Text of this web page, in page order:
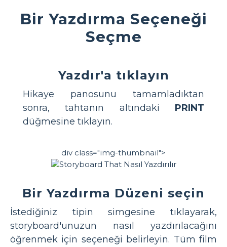
Bir Yazdırma Seçeneği
Seçme
Yazdır'a tıklayın
Hikaye panosunu tamamladıktan
sonra, tahtanın altındaki PRINT
düğmesine tıklayın.
div class="img-thumbnail">
Bir Yazdırma Düzeni seçin
İstediğiniz tipin simgesine tıklayarak,
storyboard'unuzun nasıl yazdırılacağını
öğrenmek için seçeneği belirleyin. Tüm film